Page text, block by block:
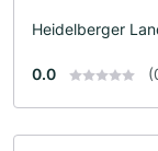
Heidelberger
0.0